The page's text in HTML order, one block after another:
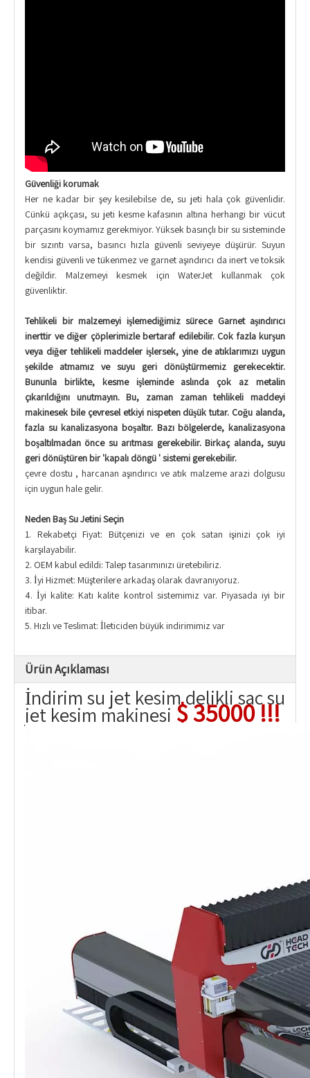
Güvenliği korumak
Her ne kadar bir şey kesilebilse de, su jeti hala çok güvenlidir.
Çünkü açıkçası, su jeti kesme kafasının altına herhangi bir vücut
parçasını koymamız gerekmiyor. Yüksek basınçlı bir su sisteminde
bir sızıntı varsa, basıncı hızla güvenli seviyeye düşürür. Suyun
kendisi güvenli ve tükenmez ve garnet aşındırıcı da inert ve toksik
değildir. Malzemeyi kesmek için WaterJet kullanmak çok
güvenliktir.
Tehlikeli bir malzemeyi işlemediğimiz sürece Garnet aşındırıcı
inerttir ve diğer çöplerimizle bertaraf edilebilir. Çok fazla kurşun
veya diğer tehlikeli maddeler işlersek, yine de atıklarımızı uygun
şekilde atmamız ve suyu geri dönüştürmemiz gerekecektir.
Bununla birlikte, kesme işleminde aslında çok az metalin
çıkarıldığını unutmayın. Bu, zaman zaman tehlikeli maddeyi
makinesek bile çevresel etkiyi nispeten düşük tutar. Çoğu alanda,
fazla su kanalizasyona boşaltır. Bazı bölgelerde, kanalizasyona
boşaltılmadan önce su arıtması gerekebilir. Birkaç alanda, suyu
geri dönüştüren bir 'kapalı döngü ' sistemi gerekebilir.
çevre dostu , harcanan aşındırıcı ve atık malzeme arazi dolgusu
için uygun hale gelir.
Neden Baş Su Jetini Seçin
1. Rekabetçi Fiyat: Bütçenizi ve en çok satan işinizi çok iyi
karşılayabilir.
2. OEM kabul edildi: Talep tasarımınızı üretebiliriz.
3. İyi Hizmet: Müşterilere arkadaş olarak davranıyoruz.
4. İyi kalite: Katı kalite kontrol sistemimiz var. Piyasada iyi bir
itibar.
5. Hızlı ve Teslimat: İleticiden büyük indirimimiz var
Ürün Açıklaması
İndirim su jet kesim delikli sac su
jet kesim makinesi $ 35000 !!!